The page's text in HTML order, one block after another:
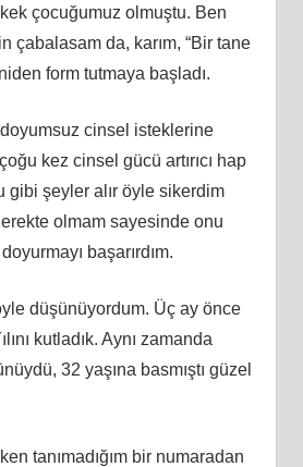
çocuğumuz olmuştu. Ben
çabalasam da, karım, “Bir tane
form tutmaya başladı.
doyumsuz cinsel isteklerine
kez cinsel gücü artırıcı hap
gibi şeyler alır öyle sikerdim
olmam sayesinde onu
başarırdım.
düşünüyordum. Üç ay önce
kutladık. Aynı zamanda
32 yaşına basmıştı güzel
tanımadığım bir numaradan